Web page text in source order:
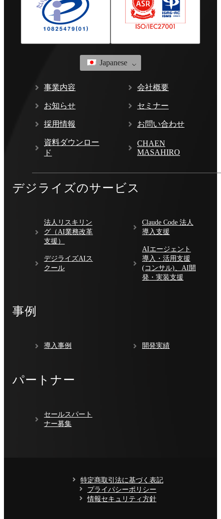
Japanese
事業内容 会社概要
お知らせ セミナー
採用情報 お問い合わせ
資料ダウンロー
ド
CHAEN
MASAHIRO
デジライズのサービス
法人リスキリン
グ（AI業務改革
支援）
デジライズAIス
クール
Claude Code 法人
導入支援
AIエージェント
導入・活用支援
(コンサル)、AI開
発・実装支援
事例
導入事例 開発実績
パートナー
セールスパート
ナー募集
特定商取引法に基づく表記
プライパシーポリシー
情報セキュリティ方針